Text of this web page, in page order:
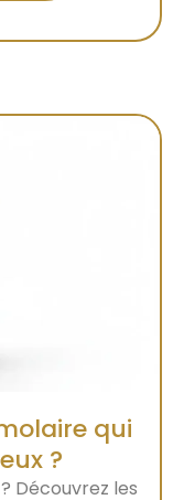
qui
?
Découvrez les